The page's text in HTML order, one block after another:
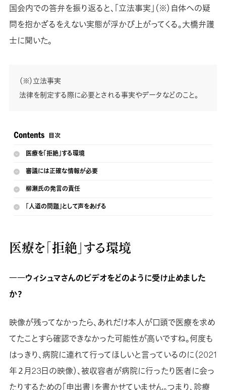
国会内での答弁を振り返ると、「立法事実」（※）自体への疑
問を抱かざるをえない実態が浮かび上がってくる。大橋弁護
士に聞いた。
（※）立法事実
法律を制定する際に必要とされる事実やデータなどのこと。
医療を「拒絶」する環境
審議には正確な情報が必要
柳瀬氏の発言の責任
「人道の問題」として声をあげる
医療を「拒絶」する環境
――ウィシュマさんのビデオをどのように受け止めました
か？
映像が残ってなかったら、あれだけ本人が口頭で医療を求め
てたことすら確認できなかった可能性が高いですね。何度も
はっきり、病院に連れて行ってほしいと言っているのに（2021
年２月23日の映像）、被収容者が病院に行ったり医者に会っ
たりするための「申出書」を書かせていません。つまり、診療